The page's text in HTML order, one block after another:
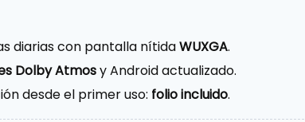
diarias con pantalla nítidaWUXGA.
Dolby Atmosy Android actualizado.
desde el primer uso: folio incluido.